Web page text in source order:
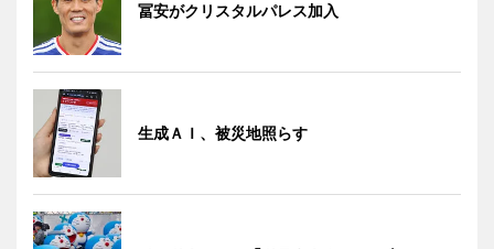
冨安がクリスタルパレス加入
生成ＡＩ、被災地照らす